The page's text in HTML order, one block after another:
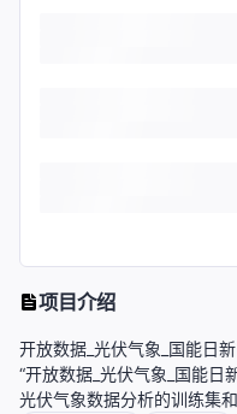
项目介绍
开放数据_光伏气象_国能日
“开放数据_光伏气象_国能
光伏气象数据分析的训练集